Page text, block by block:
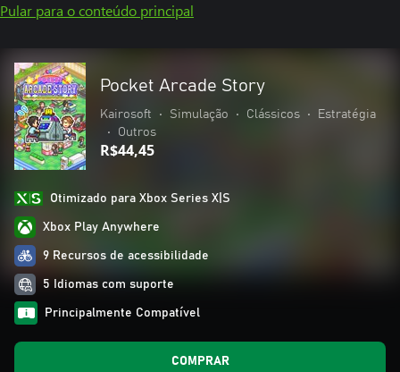
Pular para o conteúdo principal
Pocket Arcade Story
Kairosoft • Simulação • Clássicos •
Estratégia
•
Outros
R$44,45
Otimizado para Xbox Series X|S
Xbox Play Anywhere
9 Recursos de acessibilidade
5 Idiomas com suporte
Principalmente Compatível
COMPRAR